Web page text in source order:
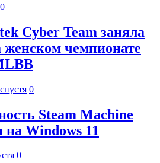
0
Cyber Team заняла
женском чемпионате
0
Steam Machine
на Windows 11
0